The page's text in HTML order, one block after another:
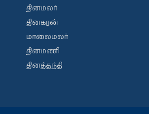
தினமலர்
தினகரன்
மாலைமலர்
தினமணி
தினத்தந்தி